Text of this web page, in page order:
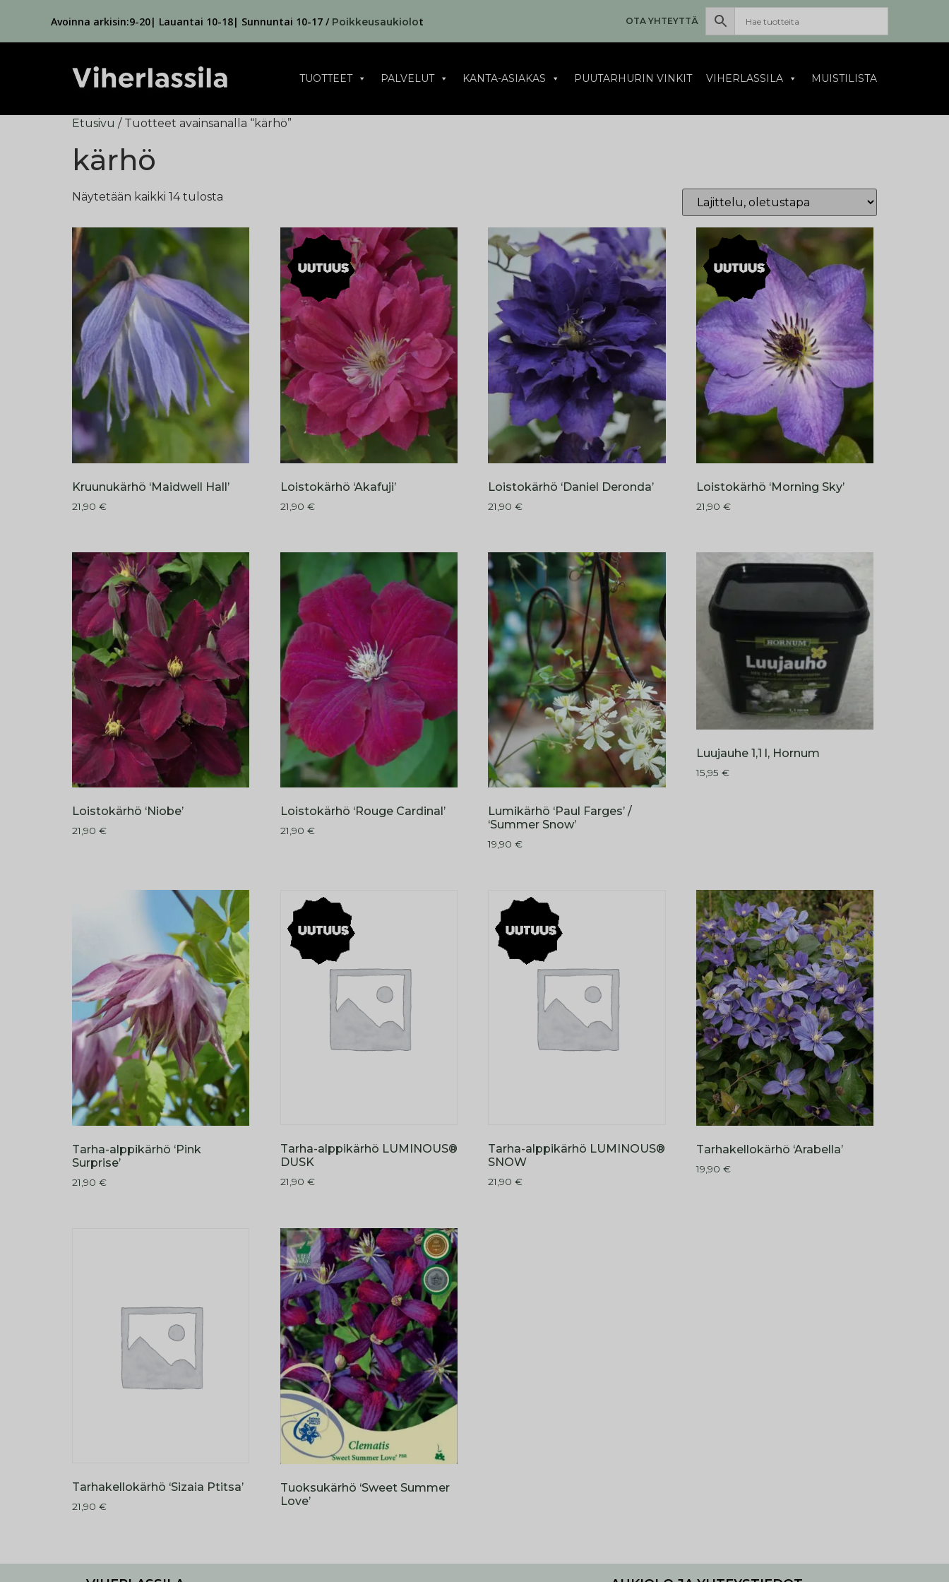
Avoinna arkisin:9-20| Lauantai 10-18| Sunnuntai 10-17 / Poikkeusaukiolot OTA YHTEYTTÄ
TUOTTEET PALVELUT KANTA-ASIAKAS PUUTARHURIN VINKIT VIHERLASSILA MUISTILISTA
Etusivu / Tuotteet avainsanalla “kärhö”
kärhö
Näytetään kaikki 14 tulosta
Kruunukärhö ‘Maidwell Hall’
21,90 €
Loistokärhö ‘Akafuji’
21,90 €
Loistokärhö ‘Daniel Deronda’
21,90€
Loistokärhö ‘Morning Sky’
21,90€
Loistokärhö ‘Niobe’
21,90 €
Loistokärhö ‘Rouge Cardinal’
21,90 €
Lumikärhö ‘Paul Farges’ /
‘Summer Snow’
19,90€
Luujauhe 1,1 l, Hornum
15,95€
Tarha-alppikärhö ‘Pink
Surprise’
21,90 €
Tarha-alppikärhö LUMINOUS®
DUSK
21,90 €
Tarha-alppikärhö LUMINOUS®
SNOW
21,90€
Tarhakellokärhö ‘Arabella’
19,90€
Tarhakellokärhö ‘Sizaia Ptitsa’
21,90 €
Tuoksukärhö ‘Sweet Summer
Love’